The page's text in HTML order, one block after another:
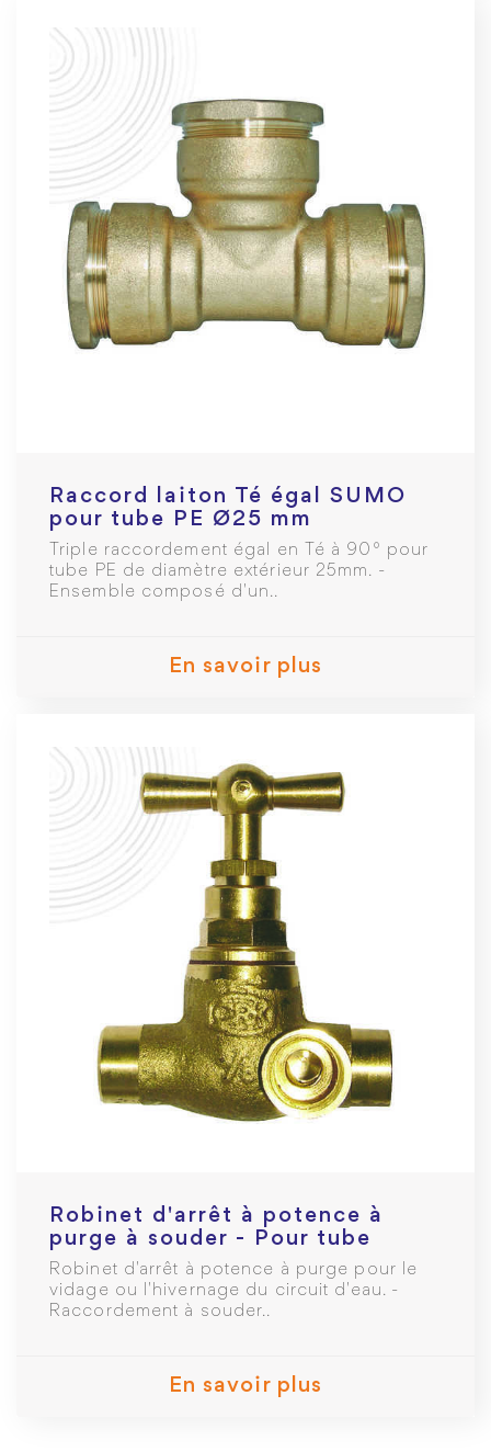
Raccord laiton Té égal SUMO
pour tube PE Ø25 mm
Triple raccordement égal en Té à 90° pour
tube PE de diamètre extérieur 25mm. -
Ensemble composé d'un..
En savoir plus
Robinet d'arrêt à potence à
purge à souder - Pour tube
cuivre 12mm - Laiton brut
Robinet d'arrêt à potence à purge pour le
vidage ou l'hivernage du circuit d'eau. -
Raccordement à souder..
En savoir plus